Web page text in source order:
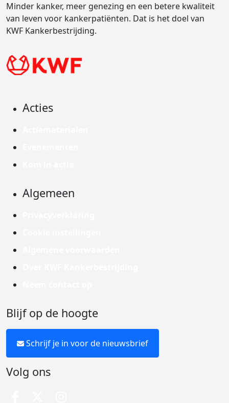
Minder kanker, meer genezing en een betere kwaliteit
van leven voor kankerpatiënten. Dat is het doel van
KWF Kankerbestrijding.
Acties
Algemeen
Blijf op de hoogte
Schrijf je in voor de nieuwsbrief
Volg ons